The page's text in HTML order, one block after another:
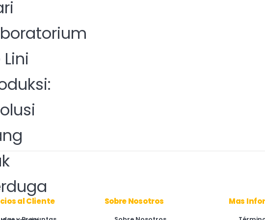
Lini
al Cliente Sobre Nosotros Mas